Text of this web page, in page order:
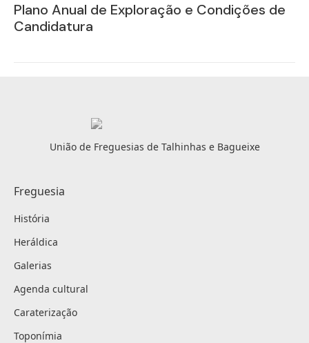
Plano Anual de Exploração e Condições de
Candidatura
União de Freguesias de Talhinhas e Bagueixe
Freguesia
História
Heráldica
Galerias
Agenda cultural
Caraterização
Toponímia